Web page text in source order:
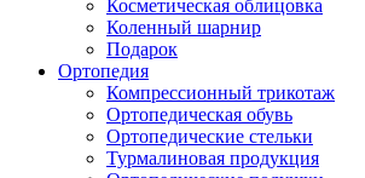
Косметическая облицовка
Коленный шарнир
Подарок
Ортопедия
Компрессионный трикотаж
Ортопедическая обувь
Ортопедические стельки
Турмалиновая продукция